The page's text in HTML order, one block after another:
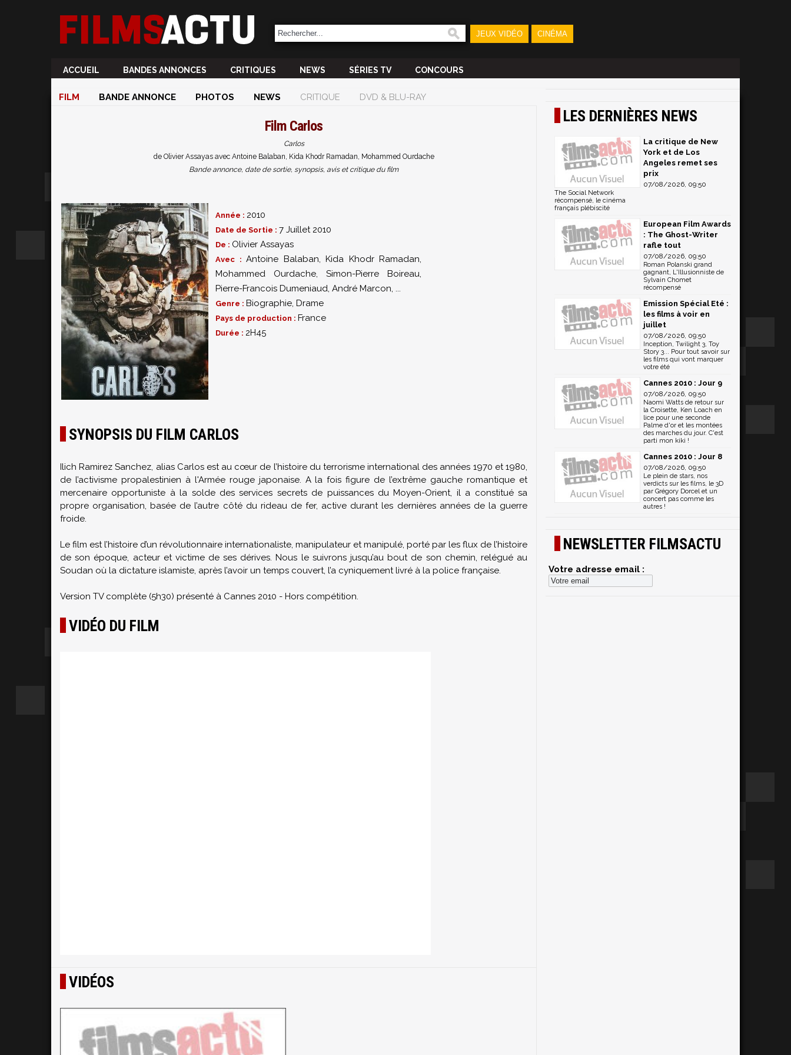
JEUX VIDÉO CINÉMA
ACCUEIL BANDES ANNONCES CRITIQUES NEWS SÉRIES TV CONCOURS
FILM BANDE ANNONCE PHOTOS NEWS CRITIQUE DVD & BLU-RAY
Film Carlos
Carlos
de Olivier Assayas avec Antoine Balaban, Kida Khodr Ramadan, Mohammed Ourdache
Bande annonce, date de sortie, synopsis, avis et critique du film
Année : 2010
Date de Sortie : 7 Juillet 2010
De : Olivier Assayas
Avec : Antoine Balaban, Kida Khodr Ramadan,
Mohammed Ourdache, Simon-Pierre Boireau,
Pierre-Francois Dumeniaud, André Marcon, ...
Genre : Biographie, Drame
Pays de production : France
Durée : 2H45
SYNOPSIS DU FILM CARLOS
Ilich Ramirez Sanchez, alias Carlos est au cœur de l’histoire du terrorisme international des années 1970 et 1980,
de l’activisme propalestinien à l'Armée rouge japonaise. A la fois figure de l’extrême gauche romantique et
mercenaire opportuniste à la solde des services secrets de puissances du Moyen-Orient, il a constitué sa
propre organisation, basée de l’autre côté du rideau de fer, active durant les dernières années de la guerre
froide.
Le film est l’histoire d’un révolutionnaire internationaliste, manipulateur et manipulé, porté par les flux de l’histoire
de son époque, acteur et victime de ses dérives. Nous le suivrons jusqu’au bout de son chemin, relégué au
Soudan où la dictature islamiste, après l’avoir un temps couvert, l’a cyniquement livré à la police française.
Version TV complète (5h30) présenté à Cannes 2010 - Hors compétition.
VIDÉO DU FILM
VIDÉOS
LES DERNIÈRES NEWS
La critique de New
York et de Los
Angeles remet ses
prix
07/08/2026, 09:50
The Social Network
récompensé, le cinéma
français plébiscité
European Film Awards
: The Ghost-Writer
rafle tout
07/08/2026, 09:50
Roman Polanski grand
gagnant, L'Illusionniste de
Sylvain Chomet
récompensé
Emission Spécial Eté :
les films à voir en
juillet
07/08/2026, 09:50
Inception, Twilight 3, Toy
Story 3... Pour tout savoir sur
les films qui vont marquer
votre été
Cannes 2010 : Jour 9
07/08/2026, 09:50
Naomi Watts de retour sur
la Croisette, Ken Loach en
lice pour une seconde
Palme d'or et les montées
des marches du jour. C'est
parti mon kiki !
Cannes 2010 : Jour 8
07/08/2026, 09:50
Le plein de stars, nos
verdicts sur les films, le 3D
par Grégory Dorcel et un
concert pas comme les
autres !
NEWSLETTER FILMSACTU
Votre adresse email :